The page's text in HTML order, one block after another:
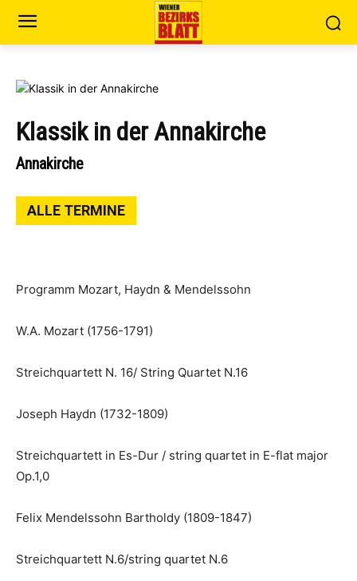
Klassik in der Annakirche
Annakirche
ALLE TERMINE
Programm Mozart, Haydn & Mendelssohn
W.A. Mozart (1756-1791)
Streichquartett N. 16/ String Quartet N.16
Joseph Haydn (1732-1809)
Streichquartett in Es-Dur / string quartet in E-flat major
Op.1,0
Felix Mendelssohn Bartholdy (1809-1847)
Streichquartett N.6/string quartet N.6